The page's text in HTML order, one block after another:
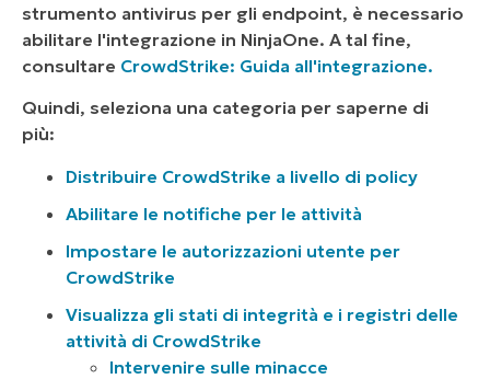
strumento antivirus per gli endpoint, è necessario
abilitare l'integrazione in NinjaOne. A tal fine,
consultare CrowdStrike: Guida all'integrazione.
Quindi, seleziona una categoria per saperne di
più:
Distribuire CrowdStrike a livello di policy
Abilitare le notifiche per le attività
Impostare le autorizzazioni utente per
CrowdStrike
Visualizza gli stati di integrità e i registri delle
attività di CrowdStrike
Intervenire sulle minacce